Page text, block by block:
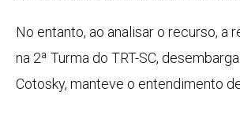
No entanto, ao analisar o recurso, a
na 2ª Turma do TRT-SC,
Cotosky, manteve o entendimento